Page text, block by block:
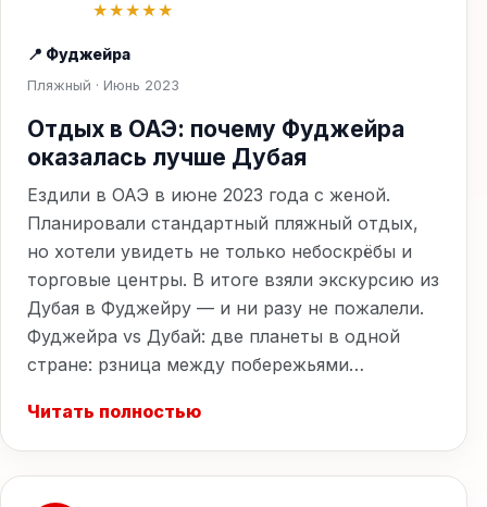
★★★★★
📍 Фуджейра
Пляжный · Июнь 2023
Отдых в ОАЭ: почему Фуджейра
оказалась лучше Дубая
Ездили в ОАЭ в июне 2023 года с женой.
Планировали стандартный пляжный отдых,
но хотели увидеть не только небоскрёбы и
торговые центры. В итоге взяли экскурсию из
Дубая в Фуджейру — и ни разу не пожалели.
Фуджейра vs Дубай: две планеты в одной
стране: рзница между побережьями…
Читать полностью